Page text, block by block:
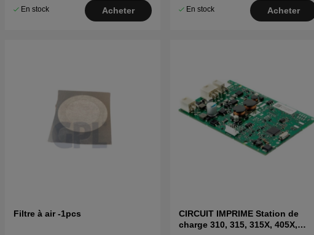
En stock Acheter En stock Acheter
Filtre à air -1pcs
CIRCUIT IMPRIME Station de
charge 310, 315, 315X, 405X,